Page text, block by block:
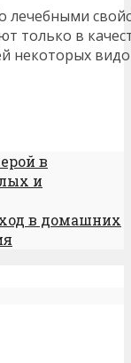
лечебными
только в
некоторых
в
и
в домашних